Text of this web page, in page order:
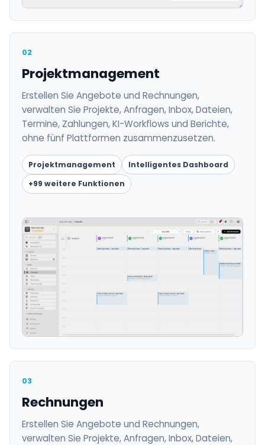
02
Projektmanagement
Erstellen Sie Angebote und Rechnungen,
verwalten Sie Projekte, Anfragen, Inbox, Dateien,
Termine, Zahlungen, KI-Workflows und Berichte,
ohne fünf Plattformen zusammenzusetzen.
Projektmanagement
Intelligentes Dashboard
+99 weitere Funktionen
03
Rechnungen
Erstellen Sie Angebote und Rechnungen,
verwalten Sie Projekte, Anfragen, Inbox, Dateien,